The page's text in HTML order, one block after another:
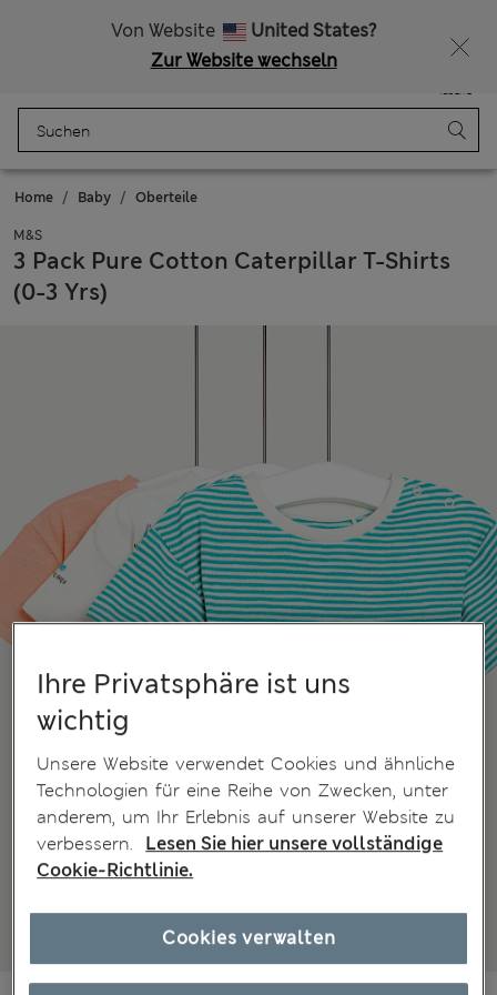
Von Website
United States?
Zur Website wechseln
Tasche
Home Baby Oberteile
M&S
3 Pack Pure Cotton Caterpillar T-Shirts
(0-3 Yrs)
Ihre Privatsphäre ist uns
wichtig
Unsere Website verwendet Cookies und ähnliche
Technologien für eine Reihe von Zwecken, unter
anderem, um Ihr Erlebnis auf unserer Website zu
verbessern.
Lesen Sie hier unsere vollständige
Cookie-Richtlinie.
Cookies verwalten